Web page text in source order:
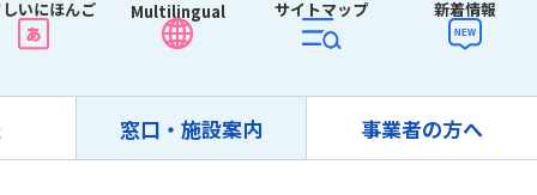
いにほんご Multilingual サイトマップ 新着情報
窓口・施設案内 事業者の方へ